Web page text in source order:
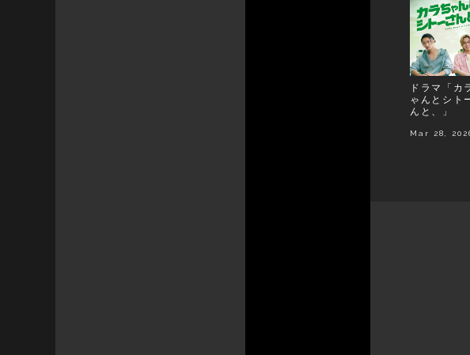
ドラマ「カ
ゃんとシト
んと、」
Mar 28,